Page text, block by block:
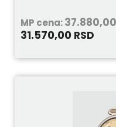
MP cena:37.880,00
31.570,00 RSD